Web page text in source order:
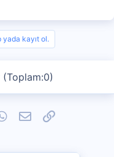
kayıt ol.
(Toplam:0)
WhatsApp
E-postaLink